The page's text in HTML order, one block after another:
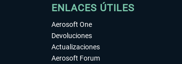
ENLACES ÚTILES
Aerosoft One
Devoluciones
Actualizaciones
Aerosoft Forum